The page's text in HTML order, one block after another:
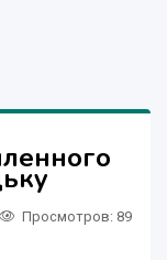
Просмотров: 89